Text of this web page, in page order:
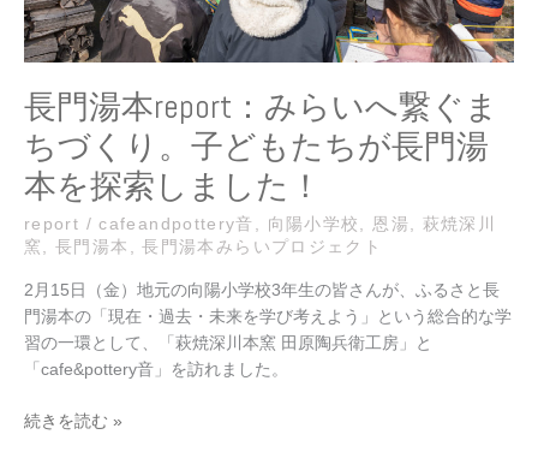
長門湯本report：みらいへ繋ぐま
ちづくり。子どもたちが長門湯
本を探索しました！
report /cafeandpottery音 向陽小学校 恩湯
萩焼深川
窯
,長門湯本 ,長門湯本みらいプロジェクト
2月15日（金）地元の向陽小学校3年生の皆さんが、ふるさと長
門湯本の「現在・過去・未来を学び考えよう」という総合的な学
習の一環として、「萩焼深川本窯 田原陶兵衛工房」と
「cafe&pottery音」を訪れました。
ぐ
ま
ち
づ
く
り。
子
ど
も
た
が
長
門
を
続きを読む »